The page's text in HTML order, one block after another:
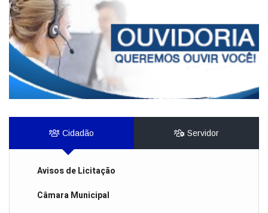
Cidadão Servidor
Avisos de Licitação
Câmara Municipal